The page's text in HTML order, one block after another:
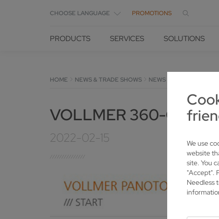
We use
website
site. You
"Accept".
Needless
CHOOSE LANGUAGE PROMOTIONS
PRODUCTS SERVICES SOLUTIONS
HOME NEWS & TRADE SHOWS NEWS
VOLLMER 360-GRAD-
2022-02-15